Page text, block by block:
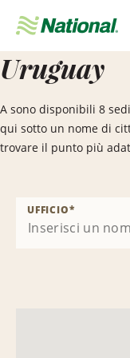
navigazione
Uruguay
A sono disponibili 8
qui sotto un nome di
trovare il punto più
UFFICIO*